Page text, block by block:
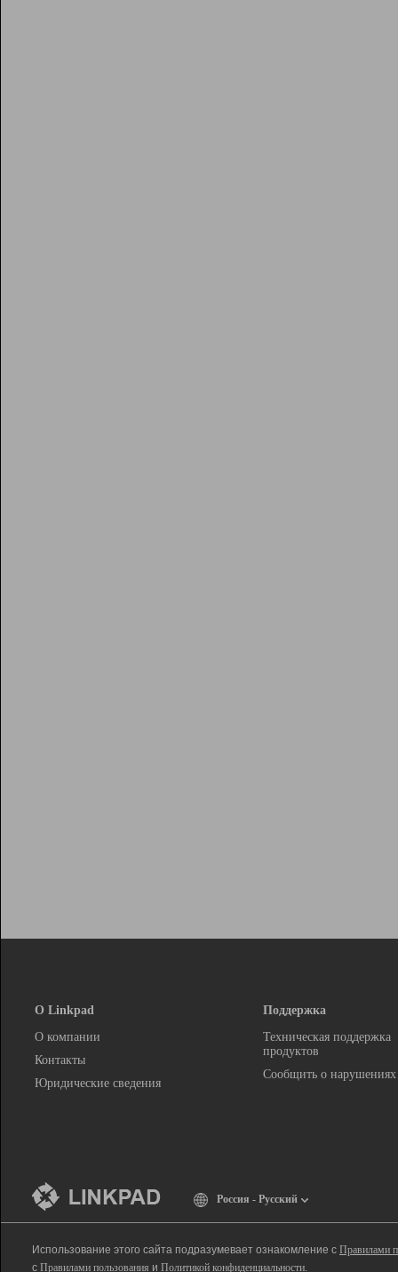
О Linkpad
О компании
Контакты
Юридические сведения
Поддержка
Техническая поддержка
продуктов
Сообщить о нарушениях
Россия - Русский
Использование этого сайта подразумевает ознакомление с Правилами
с Правилами пользования и Политикой конфиденциальности.